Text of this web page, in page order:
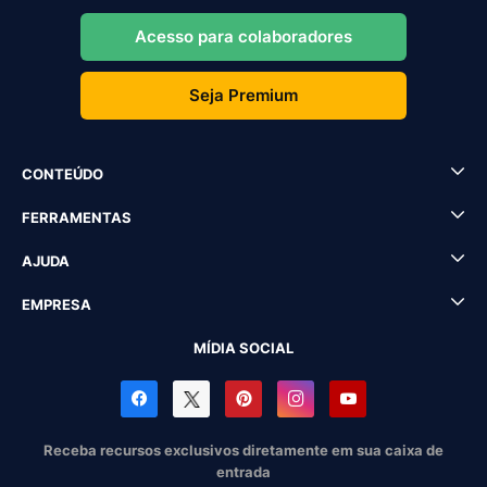
Acesso para colaboradores
Seja Premium
CONTEÚDO
FERRAMENTAS
AJUDA
EMPRESA
MÍDIA SOCIAL
Receba recursos exclusivos diretamente em sua caixa de
entrada